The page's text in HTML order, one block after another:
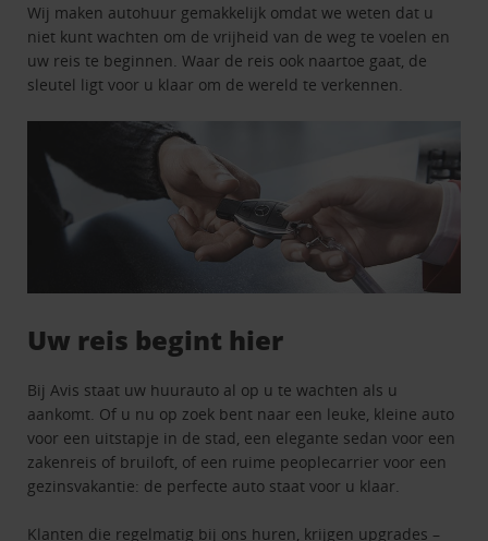
Wij maken autohuur gemakkelijk omdat we weten dat u
niet kunt wachten om de vrijheid van de weg te voelen en
uw reis te beginnen. Waar de reis ook naartoe gaat, de
sleutel ligt voor u klaar om de wereld te verkennen.
Uw reis begint hier
Bij Avis staat uw huurauto al op u te wachten als u
aankomt. Of u nu op zoek bent naar een leuke, kleine auto
voor een uitstapje in de stad, een elegante sedan voor een
zakenreis of bruiloft, of een ruime peoplecarrier voor een
gezinsvakantie: de perfecte auto staat voor u klaar.
Klanten die regelmatig bij ons huren, krijgen upgrades –